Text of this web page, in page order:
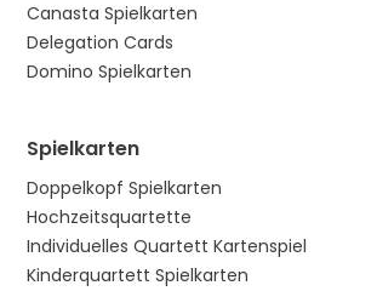
Canasta Spielkarten
Delegation Cards
Domino Spielkarten
Spielkarten
Doppelkopf Spielkarten
Hochzeitsquartette
Individuelles Quartett Kartenspiel
Kinderquartett Spielkarten